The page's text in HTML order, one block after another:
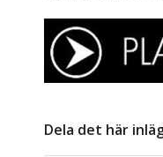
Dela det här